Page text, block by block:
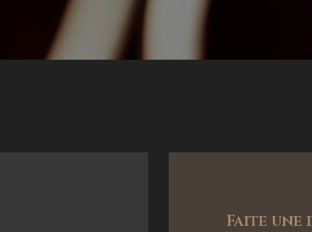
Faite